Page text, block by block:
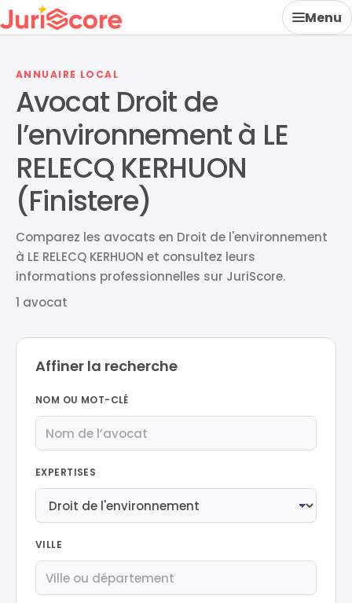
Menu
ANNUAIRE LOCAL
Avocat Droit de
l’environnement à LE
RELECQ KERHUON
(Finistere)
Comparez les avocats en Droit de l'environnement
à LE RELECQ KERHUON et consultez leurs
informations professionnelles sur JuriScore.
1 avocat
Affiner la recherche
NOM OU MOT-CLÉ
EXPERTISES
VILLE